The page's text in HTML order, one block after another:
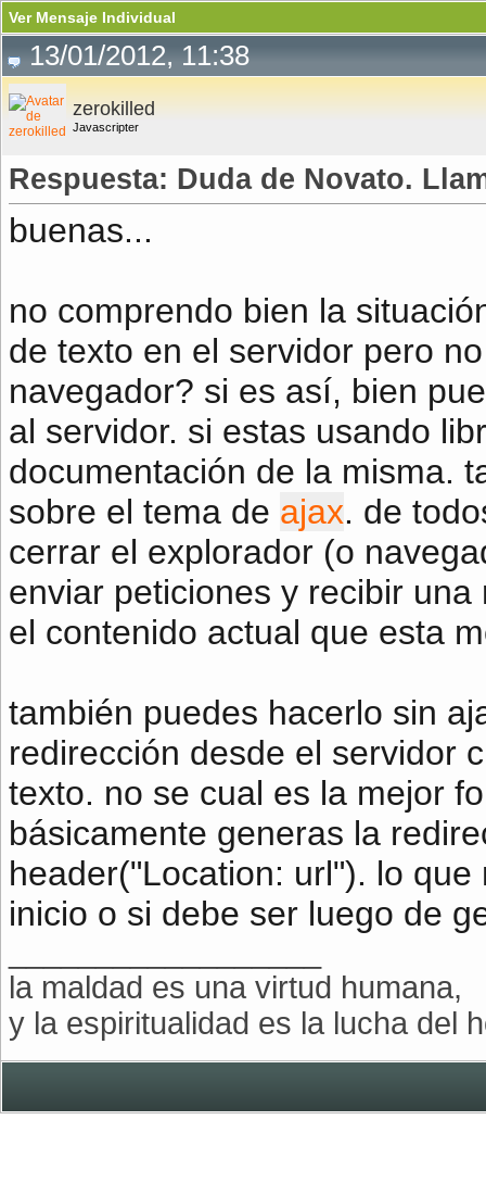
Ver Mensaje Individual
13/01/2012, 11:38
zerokilled
Javascripter
Respuesta: Duda de Novato.
buenas...
no comprendo bien la
de texto en el servidor pero
navegador? si es así, bien
al servidor. si estas usando
documentación de la misma.
sobre el tema de ajax. de
cerrar el explorador (o
enviar peticiones y recibir
el contenido actual que esta
también puedes hacerlo sin
redirección desde el servidor
texto. no se cual es la mejor
básicamente generas la
header("Location: url"). lo
inicio o si debe ser luego de
la maldad es una virtud humana,
y la espiritualidad es la lucha del